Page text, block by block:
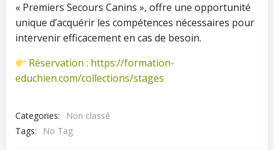
« Premiers Secours Canins », offre une opportunité
unique d’acquérir les compétences nécessaires pour
intervenir efficacement en cas de besoin.
Réservation : https://formation-
educhien.com/collections/stages
Categories:
Non classé
Tags:
No Tag